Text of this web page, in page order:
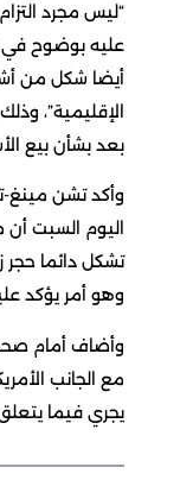
“ليس مجرد
عليه بوضوح في
أيضا شكل من
الإقليمية”،
بعد بشأن بيع
وأكد تشن مينغ-
اليوم ‌السبت أن
​تشكل دائما حجر
وهو أمر يؤكد
وأضاف ​أمام
​مع الجانب
‌يجري ⁠فيما